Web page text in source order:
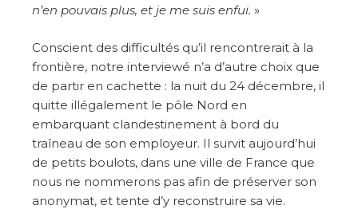
n’en pouvais plus, et je me suis enfui. »
Conscient des difficultés qu’il rencontrerait à la
frontière, notre interviewé n’a d’autre choix que
de partir en cachette : la nuit du 24 décembre, il
quitte illégalement le pôle Nord en
embarquant clandestinement à bord du
traîneau de son employeur. Il survit aujourd’hui
de petits boulots, dans une ville de France que
nous ne nommerons pas afin de préserver son
anonymat, et tente d’y reconstruire sa vie.